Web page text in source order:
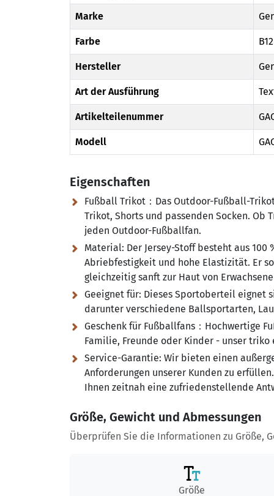
Marke
Farbe
Hersteller
Art der Ausführung
Artikelteilenummer
Modell
Eigenschaften
Fußball Trikot：Das Outdoor-Fußball-
Trikot, Shorts und passenden Socken.
jeden Outdoor-Fußballfan.
Material: Der Jersey-Stoff besteht aus
Abriebfestigkeit und hohe Elastizität. Er
gleichzeitig sanft zur Haut von
Geeignet für: Dieses Sportoberteil eignet
darunter verschiedene Ballsportarten,
Geschenk für Fußballfans：Hochwertige
Familie, Freunde oder Kinder - unser
Service-Garantie: Wir bieten einen
Anforderungen unserer Kunden zu
Ihnen zeitnah eine zufriedenstellende
Größe, Gewicht und Abmessungen
Überprüfen Sie die Informationen zu Größe,
Größe